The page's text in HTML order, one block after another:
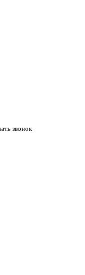
звонок